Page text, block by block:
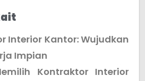
Interior Kantor: Wujudkan
Impian
Kontraktor Interior